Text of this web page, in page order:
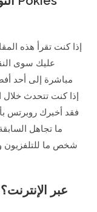
إذا كنت تقرأ هذه
عليك سوى
مباشرة إلى أحد
إذا كنت تتحدث خلال
فقد أخبرك روبرتس
ما تجاهل
شخص ما للتلفزيون
هل PayID ليس ضارًا بـ Pokies عبر الإنترنت؟